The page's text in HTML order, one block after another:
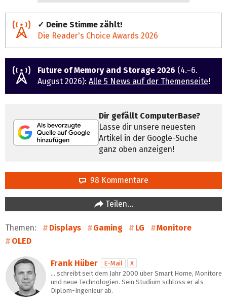
✓ Deine Stimme zählt!
Die Reader's Choice Awards 2026
Future of Memory and Storage 2026 (4.–6.
August 2026): Alle 5 News auf der Themenseite!
Dir gefällt ComputerBase?
Lasse dir unsere neuesten
Artikel in der Google-Suche
ganz oben anzeigen!
98 Kommentare
Teilen…
Themen: Displays Gaming LG
Monitore
OLED
Frank Hüber E-Mail
X
… schreibt seit dem Jahr 2000 über Smart Home, Monitore
und neue Technologien. Sein Studium schloss er als
Diplom-Ingenieur ab.